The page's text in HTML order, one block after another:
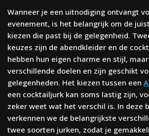
Wanneer je een uitnodiging ontvangt
evenement, is het belangrijk om de
kiezen die past bij de gelegenheid.
keuzes zijn de abendkleider en de
hebben hun eigen charme en stijl,
verschillende doelen en zijn geschikt
gelegenheden. Het kiezen tussen een
een cocktailjurk kan soms lastig zijn,
zeker weet wat het verschil is. In deze
verkennen we de belangrijkste
twee soorten jurken, zodat je